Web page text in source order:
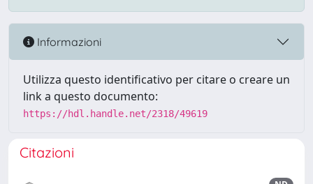
Informazioni
Utilizza questo identificativo per citare o creare un
link a questo documento:
https://hdl.handle.net/2318/49619
Citazioni